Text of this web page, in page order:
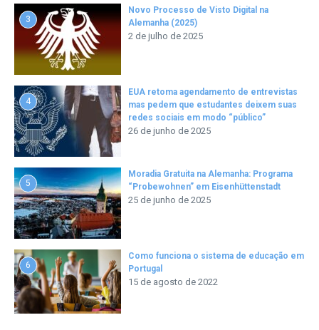
3
Novo Processo de Visto Digital na
Alemanha (2025)
2 de julho de 2025
4
EUA retoma agendamento de entrevistas
mas pedem que estudantes deixem suas
redes sociais em modo “público”
26 de junho de 2025
5
Moradia Gratuita na Alemanha: Programa
“Probewohnen” em Eisenhüttenstadt
25 de junho de 2025
6
Como funciona o sistema de educação em
Portugal
15 de agosto de 2022